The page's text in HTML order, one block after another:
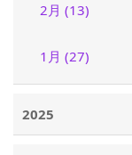
2月 (13)
1月 (27)
2025